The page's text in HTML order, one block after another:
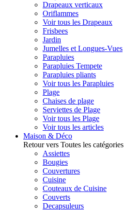
Drapeaux verticaux
Oriflammes
Voir tous les Drapeaux
Frisbees
Jardin
Jumelles et Longues-Vues
Parapluies
Parapluies Tempete
Parapluies pliants
Voir tous les Parapluies
Plage
Chaises de plage
Serviettes de Plage
Voir tous les Plage
Voir tous les articles
Maison & Déco
Retour vers Toutes les catégories
Assiettes
Bougies
Couvertures
Cuisine
Couteaux de Cuisine
Couverts
Decapsuleurs